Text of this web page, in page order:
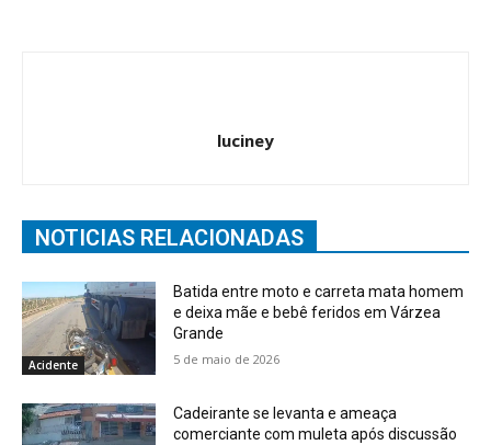
luciney
NOTICIAS RELACIONADAS
Acidente
Batida entre moto e carreta mata homem
e deixa mãe e bebê feridos em Várzea
Grande
5 de maio de 2026
Cadeirante se levanta e ameaça
comerciante com muleta após discussão